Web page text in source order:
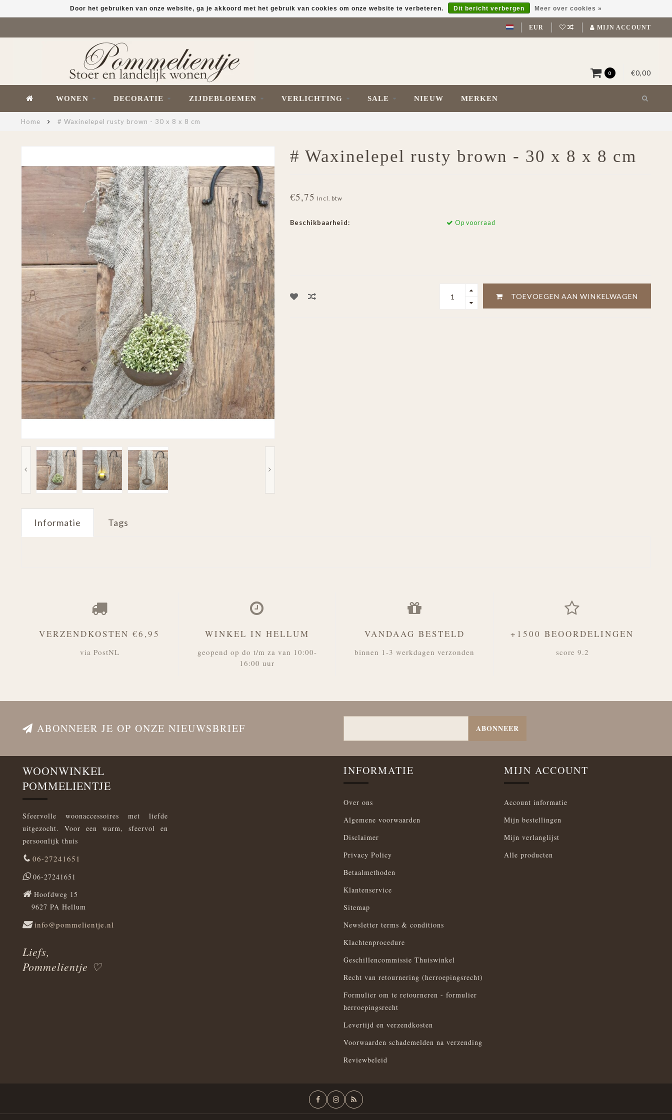
EUR MIJN ACCOUNT
0 €0,00
WONEN DECORATIE ZIJDEBLOEMEN VERLICHTING SALE NIEUW MERKEN
Home # Waxinelepel rusty brown - 30 x 8 x 8 cm
# Waxinelepel rusty brown - 30 x 8 x 8 cm
€5,75 Incl. btw
Beschikbaarheid: Op voorraad
TOEVOEGEN AAN WINKELWAGEN
Informatie Tags
Door het gebruiken van onze website, ga je akkoord met het gebruik van cookies om onze website te verbeteren. Dit bericht verbergen Meer over cookies »
VERZENDKOSTEN €6,95
via PostNL
WINKEL IN HELLUM
geopend op do t/m za van 10:00-
16:00 uur
VANDAAG BESTELD
binnen 1-3 werkdagen verzonden
+1500 BEOORDELINGEN
score 9.2
ABONNEER JE OP ONZE NIEUWSBRIEF ABONNEER
WOONWINKEL
POMMELIENTJE
Sfeervolle woonaccessoires met liefde
uitgezocht. Voor een warm, sfeervol en
persoonlijk thuis
06-27241651
06-27241651
Hoofdweg 15
9627 PA Hellum
info@pommelientje.nl
Liefs,
Pommelientje ♡
INFORMATIE
Over ons
Algemene voorwaarden
Disclaimer
Privacy Policy
Betaalmethoden
Klantenservice
Sitemap
Newsletter terms & conditions
Klachtenprocedure
Geschillencommissie Thuiswinkel
Recht van retournering (herroepingsrecht)
Formulier om te retourneren - formulier
herroepingsrecht
Levertijd en verzendkosten
Voorwaarden schademelden na verzending
Reviewbeleid
MIJN ACCOUNT
Account informatie
Mijn bestellingen
Mijn verlanglijst
Alle producten